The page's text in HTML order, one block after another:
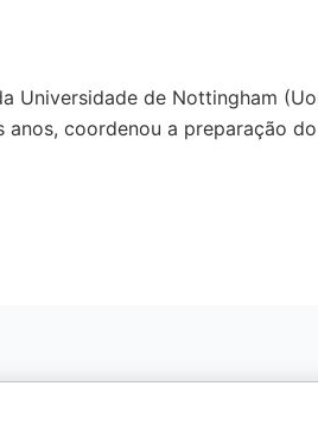
Universidade de Nottingham
coordenou a preparação